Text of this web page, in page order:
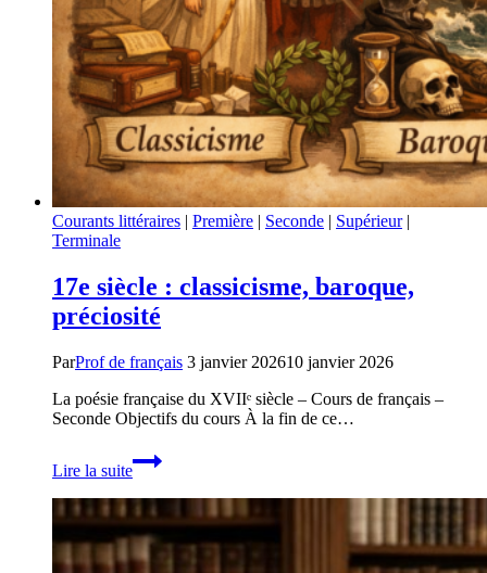
Courants littéraires | Première | Seconde | Supérieur|
Terminale
17e siècle : classicisme, baroque,
préciosité
ParProf de français 3 janvier 202610 janvier 2026
La poésie française du XVIIᵉ siècle – Cours de français –
Seconde Objectifs du cours À la fin de ce…
Lire la suite
17e
siècle
classicisme,
baroque,
préciosité